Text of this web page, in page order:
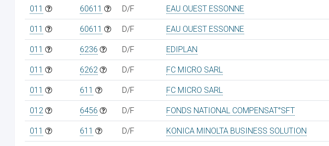
011 60611 D/F EAU OUEST ESSONNE
011 60611 D/F EAU OUEST ESSONNE
011 6236 D/F EDIPLAN
011 6262 D/F FC MICRO SARL
011 611 D/F FC MICRO SARL
012 6456 D/F FONDS NATIONAL COMPENSAT°SFT
011 611 D/F KONICA MINOLTA BUSINESS SOLUTION